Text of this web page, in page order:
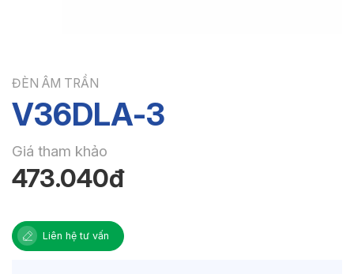
ĐÈN ÂM TRẦN
V36DLA-3
Giá tham khảo
473.040đ
Liên hệ tư vấn